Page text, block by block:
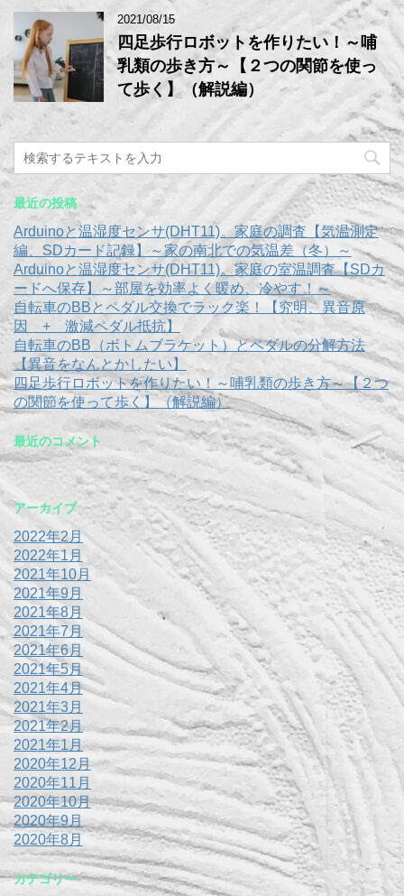
2021/08/15
四足歩行ロボットを作りたい！～哺
乳類の歩き方～【２つの関節を使っ
て歩く】（解説編）
最近の投稿
Arduinoと温湿度センサ(DHT11)。家庭の調査【気温測定
編、SDカード記録】～家の南北での気温差（冬）～
Arduinoと温湿度センサ(DHT11)。家庭の室温調査【SDカ
ードへ保存】～部屋を効率よく暖め、冷やす！～
自転車のBBとペダル交換でラック楽！【究明、異音原
因 + 激減ペダル抵抗】
自転車のBB（ボトムブラケット）とペダルの分解方法
【異音をなんとかしたい】
四足歩行ロボットを作りたい！～哺乳類の歩き方～【２つ
の関節を使って歩く】（解説編）
最近のコメント
アーカイブ
2022年2月
2022年1月
2021年10月
2021年9月
2021年8月
2021年7月
2021年6月
2021年5月
2021年4月
2021年3月
2021年2月
2021年1月
2020年12月
2020年11月
2020年10月
2020年9月
2020年8月
カテゴリー